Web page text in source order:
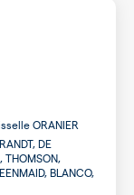
ORANIER
DE
THOMSON,
BLANCO,